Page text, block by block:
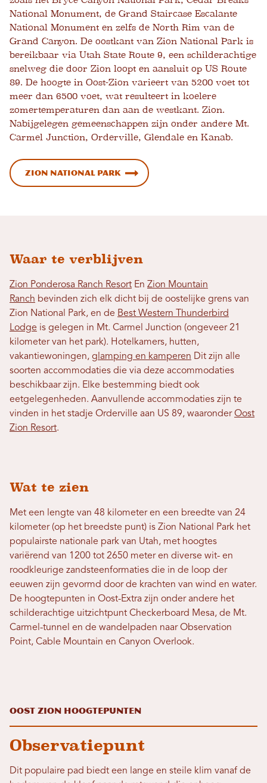
National Monument, de Grand Staircase Escalante
National Monument en zelfs de North Rim van de
Grand Canyon. De oostkant van Zion National Park is
bereikbaar via Utah State Route 9, een schilderachtige
snelweg die door Zion loopt en aansluit op US Route
89. De hoogte in Oost-Zion varieert van 5200 voet tot
meer dan 6500 voet, wat resulteert in koelere
zomertemperaturen dan aan de westkant. Zion.
Nabijgelegen gemeenschappen zijn onder andere Mt.
Carmel Junction, Orderville, Glendale en Kanab.
Zion National Park
Waar te verblijven
Zion Ponderosa Ranch Resort En Zion Mountain
Ranch bevinden zich elk dicht bij de oostelijke grens van
Zion National Park, en de Best Western Thunderbird
Lodge is gelegen in Mt. Carmel Junction (ongeveer 21
kilometer van het park). Hotelkamers, hutten,
vakantiewoningen, glamping en kamperen Dit zijn alle
soorten accommodaties die via deze accommodaties
beschikbaar zijn. Elke bestemming biedt ook
eetgelegenheden. Aanvullende accommodaties zijn te
vinden in het stadje Orderville aan US 89, waaronderOost
Zion Resort.
Wat te zien
Met een lengte van 48 kilometer en een breedte van 24
kilometer (op het breedste punt) is Zion National Park het
populairste nationale park van Utah, met hoogtes
variërend van 1200 tot 2650 meter en diverse wit- en
roodkleurige zandsteenformaties die in de loop der
eeuwen zijn gevormd door de krachten van wind en water.
De hoogtepunten in Oost-Extra zijn onder andere het
schilderachtige uitzichtpunt Checkerboard Mesa, de Mt.
Carmel-tunnel en de wandelpaden naar Observation
Point, Cable Mountain en Canyon Overlook.
Oost Zion Hoogtepunten
Observatiepunt
Dit populaire pad biedt een lange en steile klim vanaf de